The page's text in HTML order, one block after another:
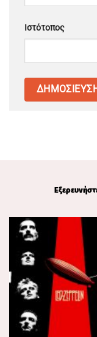
Ιστότοπος